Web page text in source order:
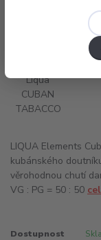
LIQUA Elements
kubánského
věrohodnou chutí
VG : PG = 50 : 50
Dostupnost